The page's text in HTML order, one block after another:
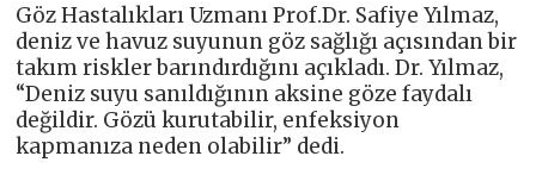
Göz Hastalıkları Uzmanı Prof.Dr. Safiye Yılmaz,
deniz ve havuz suyunun göz sağlığı açısından bir
takım riskler barındırdığını açıkladı. Dr. Yılmaz,
“Deniz suyu sanıldığının aksine göze faydalı
değildir. Gözü kurutabilir, enfeksiyon
kapmanıza neden olabilir” dedi.